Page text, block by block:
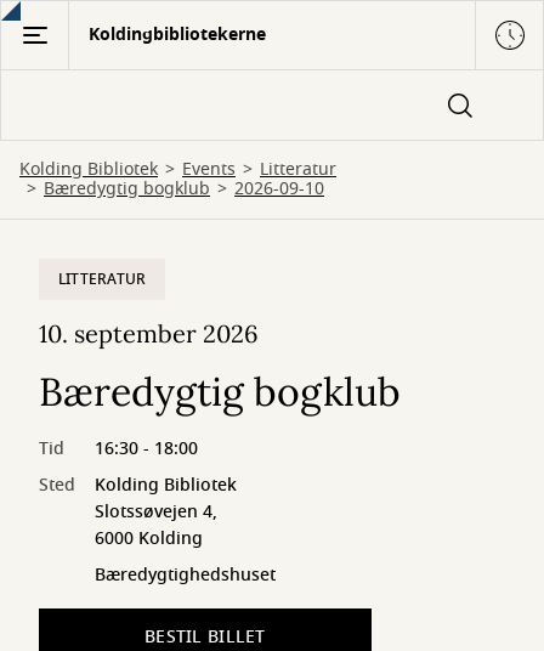
Gå
hovedindhold
Koldingbibliotekerne
Kolding Bibliotek Events Litteratur
Bæredygtig bogklub 2026-09-10
LITTERATUR
10. september 2026
Bæredygtig bogklub
Tid
16:30 - 18:00
Sted
Kolding Bibliotek
Slotssøvejen 4,
6000 Kolding
Bæredygtighedshuset
BESTIL BILLET